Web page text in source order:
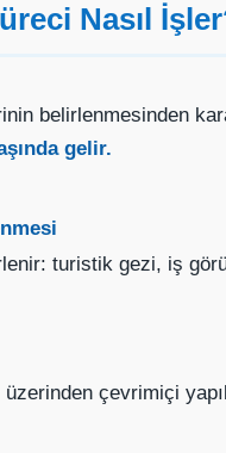
Nasıl
belirlenmesinden
gelir.
turistik gezi, iş
çevrimiçi